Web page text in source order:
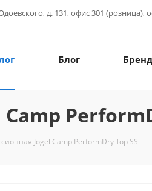
д. 131, офис 301 (розница),
Блог
Jogel Camp PerformDry Top SS